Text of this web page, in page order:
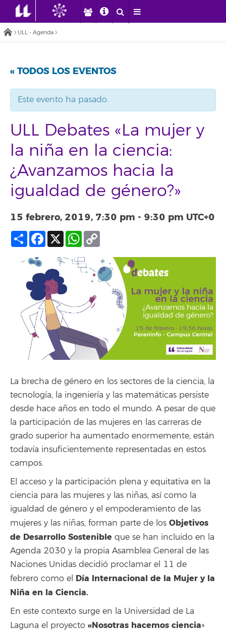
ULL - Agenda
« TODOS LOS EVENTOS
Este evento ha pasado.
ULL Debates «La mujer y
la niña en la ciencia:
¿Avanzamos hacia la
igualdad de género?»
15 febrero, 2019, 7:30 pm - 9:30 pm UTC+0
Compartir
Facebook
X WhatsApp
La brecha de género en los sectores de la ciencia, la
tecnología, la ingeniería y las matemáticas persiste
desde hace años en todo el mundo. A pesar de que
la participación de las mujeres en las carreras de
grado superior ha aumentado enormemente, están
todavía insuficientemente representadas en estos
campos.
El acceso y la participación plena y equitativa en la
ciencia para las mujeres y las niñas, así como la
igualdad de género y el empoderamiento de las
mujeres y las niñas, forman parte de los Objetivos
de Desarrollo Sostenible que se han incluido en la
Agenda 2030 y la propia Asamblea General de las
Naciones Unidas decidió proclamar el 11 de
febrero como el Día Internacional de la Mujer y la
Niña en la Ciencia.
En este contexto surge en la Universidad de La
Laguna el proyecto «Nosotras hacemos ciencia»